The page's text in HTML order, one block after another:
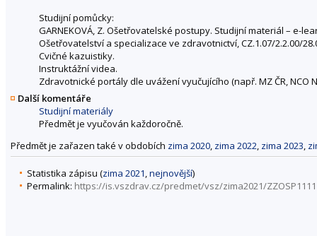
Studijní pomůcky:
GARNEKOVÁ, Z. Ošetřovatelské postupy. Studijní materiál –
Ošetřovatelství a specializace ve zdravotnictví, CZ.1.07/2.2.00/
Cvičné kazuistiky.
Instruktážní videa.
Zdravotnické portály dle uvážení vyučujícího (např. MZ ČR, NCO
Další komentáře
Studijní materiály
Předmět je vyučován každoročně.
Předmět je zařazen také v obdobích zima 2020 zima 2022 zima 2023
Statistika zápisu (zima 2021,nejnovější)
Permalink: https://is.vszdrav.cz/predmet/vsz/zima2021/